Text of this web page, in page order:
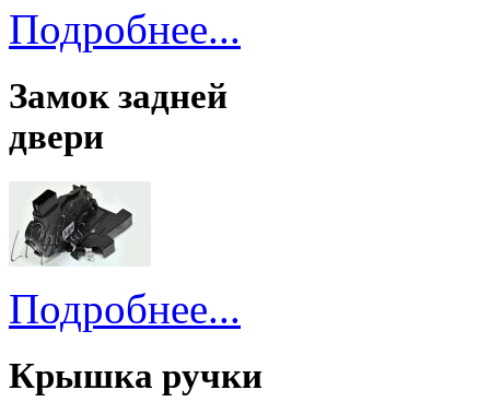
Подробнее...
Замок задней
двери
Подробнее...
Крышка ручки